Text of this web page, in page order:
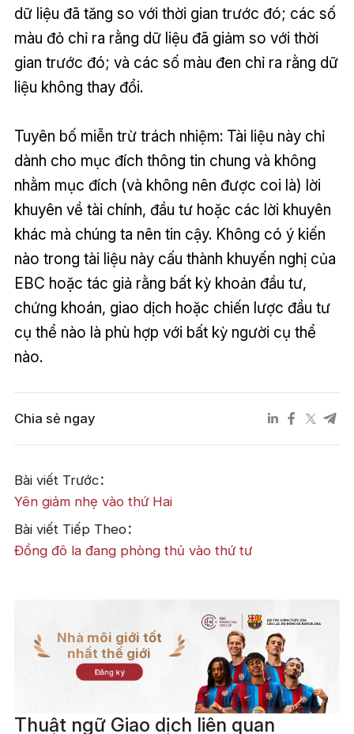
dữ liệu đã tăng so với thời gian trước đó; các số
màu đỏ chỉ ra rằng dữ liệu đã giảm so với thời
gian trước đó; và các số màu đen chỉ ra rằng dữ
liệu không thay đổi.
Tuyên bố miễn trừ trách nhiệm: Tài liệu này chỉ
dành cho mục đích thông tin chung và không
nhằm mục đích (và không nên được coi là) lời
khuyên về tài chính, đầu tư hoặc các lời khuyên
khác mà chúng ta nên tin cậy. Không có ý kiến
nào trong tài liệu này cấu thành khuyến nghị của
EBC hoặc tác giả rằng bất kỳ khoản đầu tư,
chứng khoán, giao dịch hoặc chiến lược đầu tư
cụ thể nào là phù hợp với bất kỳ người cụ thể
nào.
Chia sẻ ngay
Bài viết Trước：
Yên giảm nhẹ vào thứ Hai
Bài viết Tiếp Theo：
Đồng đô la đang phòng thủ vào thứ tư
Nhà môi giới tốt
nhất thế giới
Đăng ký
Thuật ngữ Giao dịch liên quan